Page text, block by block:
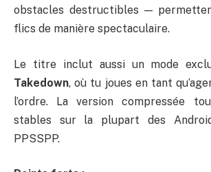
obstacles destructibles —
flics de manière spectaculaire.
Le titre inclut aussi un mode
Takedown, où tu joues en tant
l’ordre. La version compressée
stables sur la plupart des
PPSSPP.